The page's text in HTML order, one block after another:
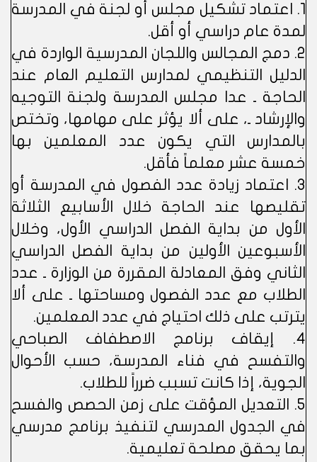
1. اعتماد تشكيل مجلس أو لجنة في المدرسة
لمدة عام دراسي أو أقل.
2. دمج المجالس واللجان المدرسية الواردة في
الدليل التنظيمي لمدارس التعليم العام عند
الحاجة ـ عدا مجلس المدرسة ولجنة التوجيه
والإرشاد ـ، على ألا يؤثر على مهامها، وتختص
بالمدارس التي يكون عدد المعلمين بها
خمسة عشر معلماً فأقل.
3. اعتماد زيادة عدد الفصول في المدرسة أو
تقليصها عند الحاجة خلال الأسابيع الثلاثة
الأول من بداية الفصل الدراسي الأول، وخلال
الأسبوعين الأولين من بداية الفصل الدراسي
الثاني وفق المعادلة المقررة من الوزارة ـ عدد
الطلاب مع عدد الفصول ومساحتها ـ على ألا
يترتب على ذلك احتياج في عدد المعلمين.
4. إيقاف برنامج الاصطفاف الصباحي
والتفسح في فناء المدرسة، حسب الأحوال
الجوية، إذا كانت تسبب ضرراً للطلاب.
5. التعديل المؤقت على زمن الحصص والفسح
في الجدول المدرسي لتنفيذ برنامج مدرسي
بما يحقق مصلحة تعليمية.